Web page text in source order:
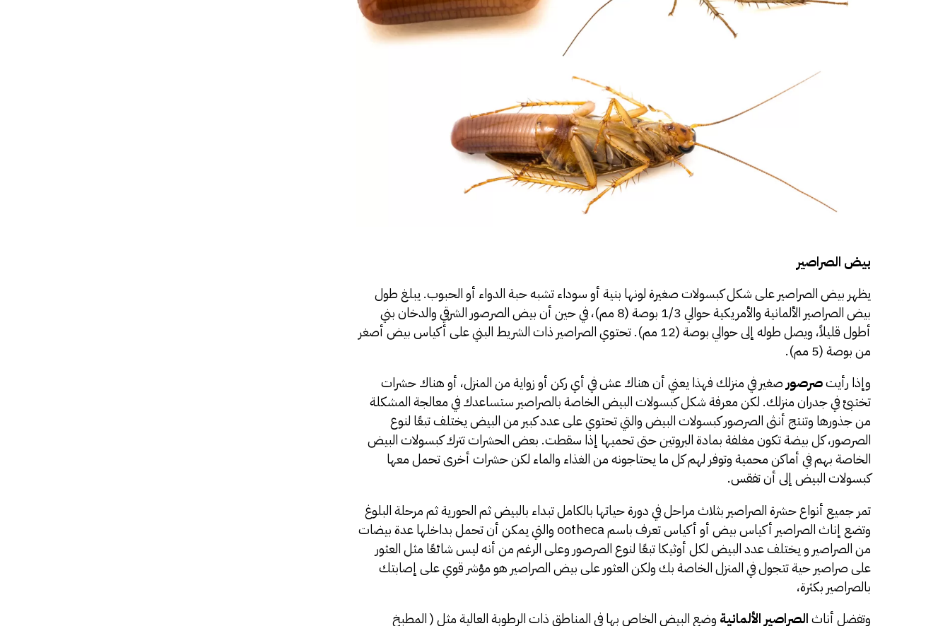
بيض الصراصير
يظهر بيض الصراصير على شكل كبسولات صغيرة لونها بنية أو سوداء تشبه حبة الدواء أو الحبوب. يبلغ طول
بيض الصراصير الألمانية والأمريكية حوالي 1/3 بوصة (8 مم)، في حين أن بيض الصرصور الشرقي والدخان بني
أطول قليلاً، ويصل طوله إلى حوالي بوصة (12 مم). تحتوي الصراصير ذات الشريط البني على أكياس بيض أصغر
من بوصة (5 مم).
وإذا رأيتصرصورصغير في منزلك فهذا يعني أن هناك عش في أي ركن أو زواية من المنزل، أو هناك حشرات
تختبئ في جدران منزلك. لكن معرفة شكل كبسولات البيض الخاصة بالصراصير ستساعدك في معالجة المشكلة
من جذورها وتنتج أنثى الصرصور كبسولات البيض والتي تحتوي على عدد كبير من البيض يختلف تبعًا لنوع
الصرصور، كل بيضة تكون مغلفة بمادة البروتين حتى تحميها إذا سقطت. بعض الحشرات تترك كبسولات البيض
الخاصة بهم في أماكن محمية وتوفر لهم كل ما يحتاجونه من الغذاء والماء لكن حشرات أخرى تحمل معها
كبسولات البيض إلى أن تفقس.
تمر جميع أنواع حشرة الصراصير بثلاث مراحل في دورة حياتها بالكامل تبداء بالبيض ثم الحورية ثم مرحلة البلوغ
وتضع إناث الصراصير أكياس بيض أو أكياس تعرف باسم ootheca والتي يمكن أن تحمل بداخلها عدة بيضات
من الصراصير و يختلف عدد البيض لكل أوثيكا تبعًا لنوع الصرصور وعلى الرغم من أنه ليس شائعًا مثل العثور
على صراصير حية تتجول في المنزل الخاصة بك ولكن العثور على بيض الصراصير هو مؤشر قوي على إصابتك
بالصراصير بكثرة،
وتفضل أناثالصراصير الألمانية وضع البيض الخاص بها في المناطق ذات الرطوبة العالية مثل ( المطبخ